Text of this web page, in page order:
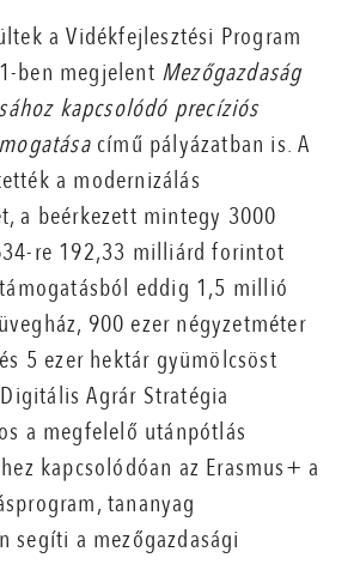
a Vidékfejlesztési Program
ben megjelent Mezőgazdaság
kapcsolódó precíziós
című pályázatban is. A
a modernizálás
a beérkezett mintegy 3000
re 192,33 milliárd forintot
eddig 1,5 millió
900 ezer négyzetméter
5 ezer hektár gyümölcsöst
Agrár Stratégia
a megfelelő utánpótlás
kapcsolódóan az Erasmus+ a
tananyag
segíti a mezőgazdasági